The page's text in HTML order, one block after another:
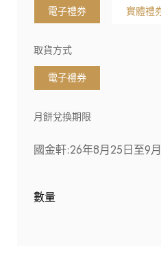
電子禮券 實體禮
取貨方式
電子禮券
月餅兌換期限
數量